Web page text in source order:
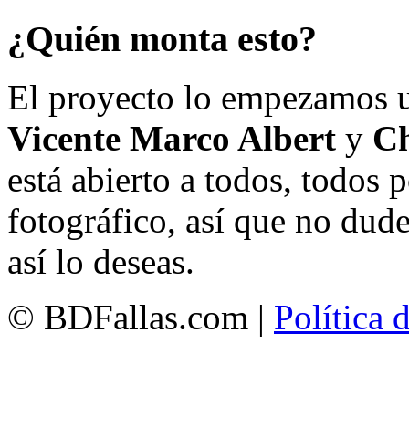
¿Quién monta esto?
El proyecto lo empezamos
Vicente Marco Albert y
está abierto a todos, todos
fotográfico, así que no
así lo deseas.
© BDFallas.com | Política